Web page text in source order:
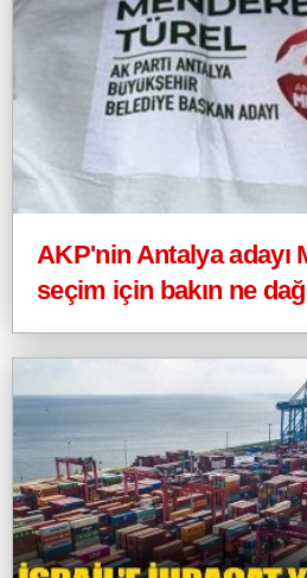
AKP'nin Antalya adayı
seçim için bakın ne